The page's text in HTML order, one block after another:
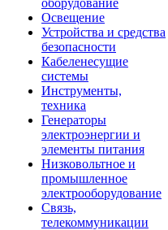
оборудование
Освещение
Устройства и средства
безопасности
Кабеленесущие
системы
Инструменты,
техника
Генераторы
электроэнергии и
элементы питания
Низковольтное и
промышленное
электрооборудование
Связь,
телекоммуникации